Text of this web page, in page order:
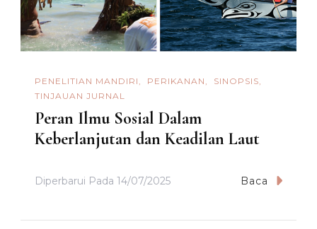
PENELITIAN MANDIRI PERIKANAN
SINOPSIS
TINJAUAN JURNAL
Peran Ilmu Sosial Dalam
Keberlanjutan dan Keadilan Laut
Diperbarui Pada 14/07/2025 Baca